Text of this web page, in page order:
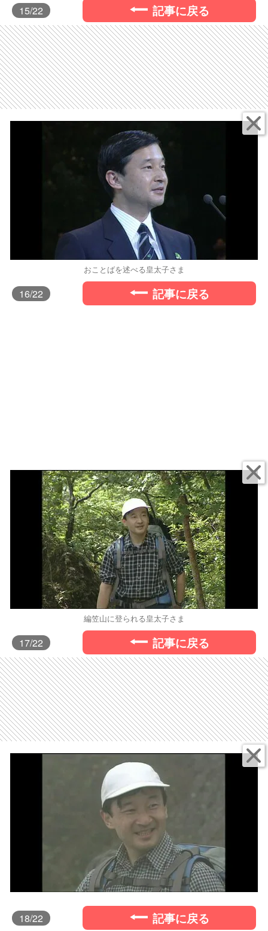
15/22 記事に戻る
おことばを述べる皇太子さま
16/22 記事に戻る
編笠山に登られる皇太子さま
17/22 記事に戻る
18/22 記事に戻る